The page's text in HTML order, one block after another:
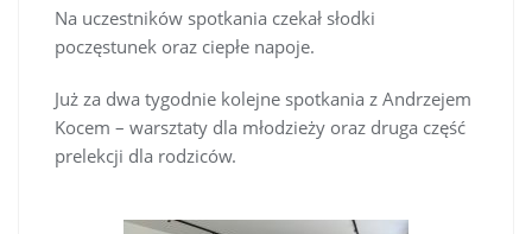
Na uczestników spotkania czekał słodki
poczęstunek oraz ciepłe napoje.
Już za dwa tygodnie kolejne spotkania z Andrzejem
Kocem – warsztaty dla młodzieży oraz druga część
prelekcji dla rodziców.